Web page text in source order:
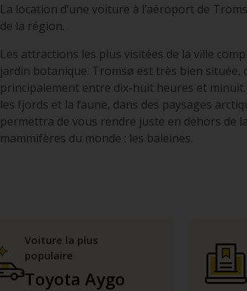
La location d’une voiture à l’aéroport de
de la région.
Les attractions les plus visitées de la ville
jardin botanique. Tromsø est très bien
principalement entre dix-huit heures et
les fjords et la faune, dans des paysages
permettra de vous rendre juste en dehors de
mammifères du monde : les baleines.
Voiture la plus
populaire
Toyota Aygo